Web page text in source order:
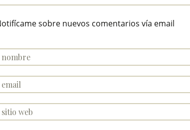
sobre nuevos comentarios vía email